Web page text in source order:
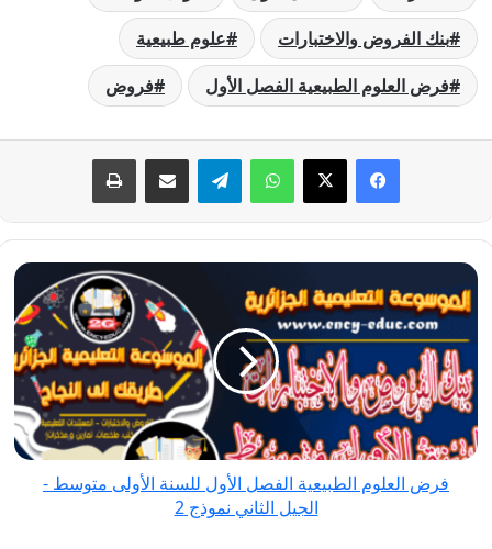
بنك الفروض والاختبارات
علوم طبيعية
فرض العلوم الطبيعية الفصل الأول
فروض
فيسبوك
‫X واتسابتيلقراممشاركة عبر البريد طباعة
فرض
العلوم
الطبيعية
الفصل
الأول
للسنة
الأولى
متوسط
فرض العلوم الطبيعية الفصل الأول للسنة الأولى متوسط -
الجيل الثاني نموذج 2